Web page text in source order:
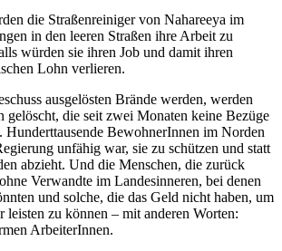
die Straßenreiniger von Nahareeya im
in den leeren Straßen ihre Arbeit zu
würden sie ihren Job und damit ihren
Lohn verlieren.
ausgelösten Brände werden, werden
gelöscht, die seit zwei Monaten keine Bezüge
Hunderttausende BewohnerInnen im Norden
unfähig war, sie zu schützen und statt
abzieht. Und die Menschen, die zurück
Verwandte im Landesinneren, bei denen
und solche, die das Geld nicht haben, um
leisten zu können – mit anderen Worten:
ArbeiterInnen.